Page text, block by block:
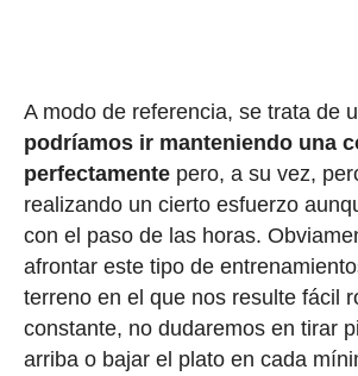
A modo de referencia, se trata de
podríamos ir manteniendo una
perfectamentepero, a su vez,
realizando un cierto esfuerzo
con el paso de las horas.
afrontar este tipo de
terreno en el que nos resulte fácil
constante, no dudaremos en tirar
arriba o bajar el plato en cada